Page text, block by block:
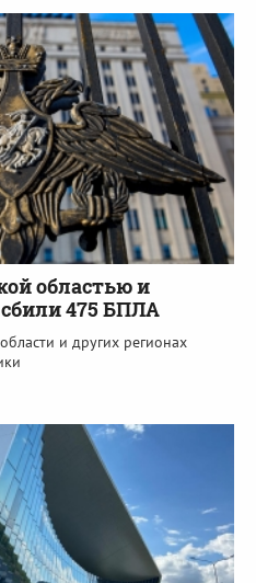
областью и
475 БПЛА
и других регионах